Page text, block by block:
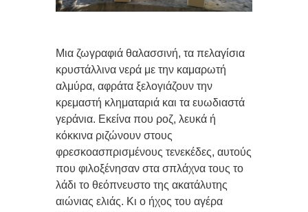
Μια ζωγραφιά θαλασσινή, τα πελαγίσια
κρυστάλλινα νερά με την καμαρωτή
αλμύρα, αφράτα ξελογιάζουν την
κρεμαστή κληματαριά και τα ευωδιαστά
γεράνια. Εκείνα που ροζ, λευκά ή
κόκκινα ριζώνουν στους
φρεσκοασπρισμένους τενεκέδες, αυτούς
που φιλοξένησαν στα σπλάχνα τους το
λάδι το θεόπνευστο της ακατάλυτης
αιώνιας ελιάς. Κι ο ήχος του αγέρα